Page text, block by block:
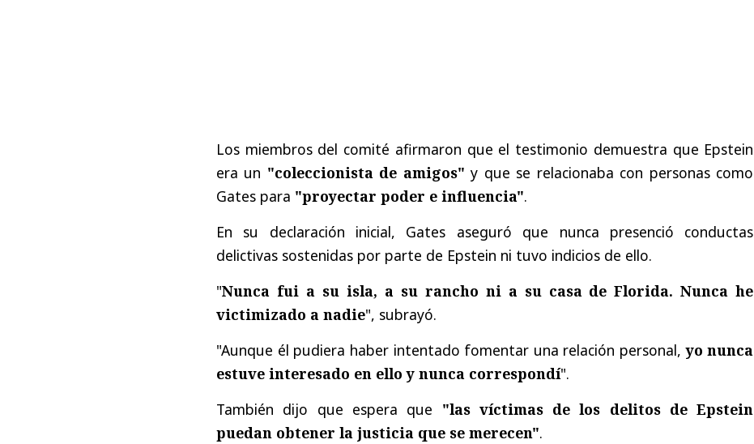
Los miembros del comité afirmaron que el testimonio demuestra que Epstein
era un "coleccionista de amigos" y que se relacionaba con personas como
Gates para "proyectar poder e influencia".
En su declaración inicial, Gates aseguró que nunca presenció conductas
delictivas sostenidas por parte de Epstein ni tuvo indicios de ello.
"Nunca fui a su isla, a su rancho ni a su casa de Florida. Nunca he
victimizado a nadie", subrayó.
"Aunque él pudiera haber intentado fomentar una relación personal,yo nunca
estuve interesado en ello y nunca correspondí".
También dijo que espera que "las víctimas de los delitos de Epstein
puedan obtener la justicia que se merecen".